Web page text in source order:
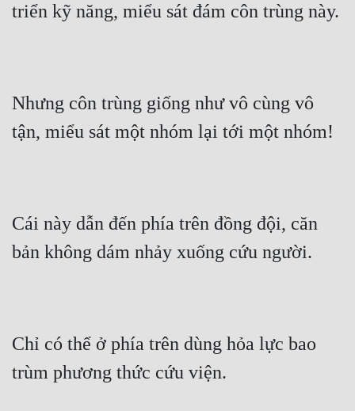
triển kỹ năng, miểu sát đám côn trùng này.
Nhưng côn trùng giống như vô cùng vô
tận, miểu sát một nhóm lại tới một nhóm!
Cái này dẫn đến phía trên đồng đội, căn
bản không dám nhảy xuống cứu người.
Chỉ có thể ở phía trên dùng hỏa lực bao
trùm phương thức cứu viện.